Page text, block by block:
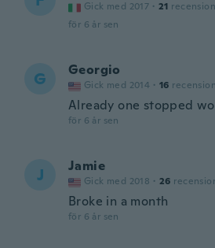
Gick med 2017 · 21
för 6 år sen
G Georgio
Gick med 2014 · 16
Already one stopped
för 6 år sen
J Jamie
Gick med 2018 · 26
Broke in a month
för 6 år sen